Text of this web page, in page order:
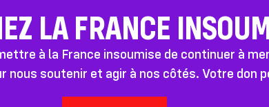
LA FRANCE
à la France insoumise de continuer à
nous soutenir et agir à nos côtés. Votre don